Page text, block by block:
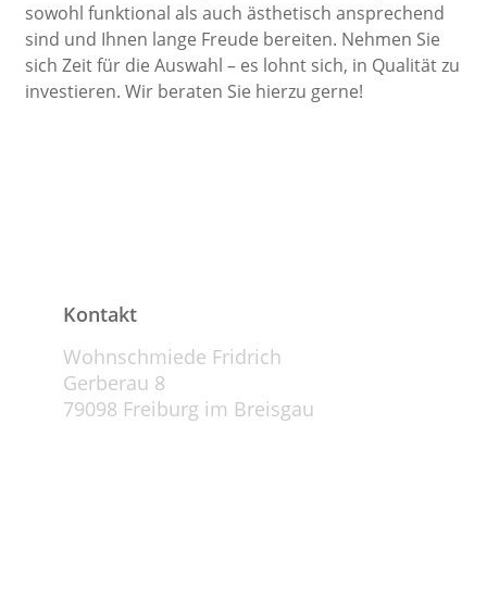
sowohl funktional als auch ästhetisch ansprechend
sind und Ihnen lange Freude bereiten. Nehmen Sie
sich Zeit für die Auswahl – es lohnt sich, in Qualität zu
investieren. Wir beraten Sie hierzu gerne!
Kontakt
Wohnschmiede Fridrich
Gerberau 8
79098 Freiburg im Breisgau